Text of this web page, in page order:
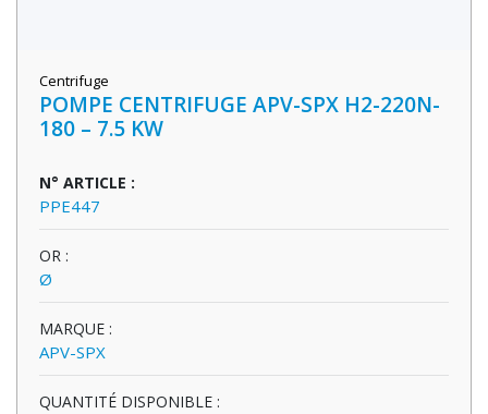
Centrifuge
POMPE CENTRIFUGE APV-SPX H2-220N-
180 – 7.5 KW
N° ARTICLE :
PPE447
OR :
Ø
MARQUE :
APV-SPX
QUANTITÉ DISPONIBLE :